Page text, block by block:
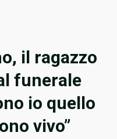
il ragazzo
funerale
io quello
vivo”